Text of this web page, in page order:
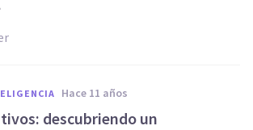
hace 11 años
descubriendo un